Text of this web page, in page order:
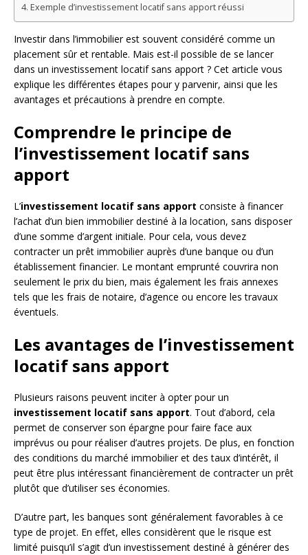
Exemple d’investissement locatif sans apport réussi
Investir dans l’immobilier est souvent considéré comme un
placement sûr et rentable. Mais est-il possible de se lancer
dans un investissement locatif sans apport ? Cet article vous
explique les différentes étapes pour y parvenir, ainsi que les
avantages et précautions à prendre en compte.
Comprendre le principe de
l’investissement locatif sans
apport
L’investissement locatif sans apport consiste à financer
l’achat d’un bien immobilier destiné à la location, sans disposer
d’une somme d’argent initiale. Pour cela, vous devez
contracter un prêt immobilier auprès d’une banque ou d’un
établissement financier. Le montant emprunté couvrira non
seulement le prix du bien, mais également les frais annexes
tels que les frais de notaire, d’agence ou encore les travaux
éventuels.
Les avantages de l’investissement
locatif sans apport
Plusieurs raisons peuvent inciter à opter pour un
investissement locatif sans apport. Tout d’abord, cela
permet de conserver son épargne pour faire face aux
imprévus ou pour réaliser d’autres projets. De plus, en fonction
des conditions du marché immobilier et des taux d’intérêt, il
peut être plus intéressant financièrement de contracter un prêt
plutôt que d’utiliser ses économies.
D’autre part, les banques sont généralement favorables à ce
type de projet. En effet, elles considèrent que le risque est
limité puisqu’il s’agit d’un investissement destiné à générer des